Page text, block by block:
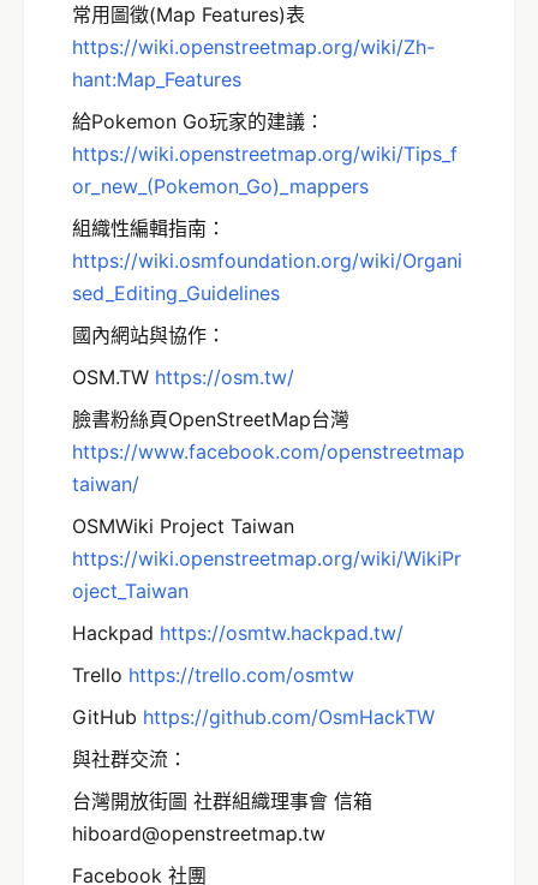
常用圖徵(Map Features)表
https://wiki.openstreetmap.org/wiki/Zh-
hant:Map_Features
給Pokemon Go玩家的建議：
https://wiki.openstreetmap.org/wiki/Tips_f
or_new_(Pokemon_Go)_mappers
組織性編輯指南：
https://wiki.osmfoundation.org/wiki/Organi
sed_Editing_Guidelines
國內網站與協作：
OSM.TW https://osm.tw/
臉書粉絲頁OpenStreetMap台灣
https://www.facebook.com/openstreetmap
taiwan/
OSMWiki Project Taiwan
https://wiki.openstreetmap.org/wiki/WikiPr
oject_Taiwan
Hackpad https://osmtw.hackpad.tw/
Trello https://trello.com/osmtw
GitHub https://github.com/OsmHackTW
與社群交流：
台灣開放街圖 社群組織理事會 信箱
hiboard@openstreetmap.tw
Facebook 社團